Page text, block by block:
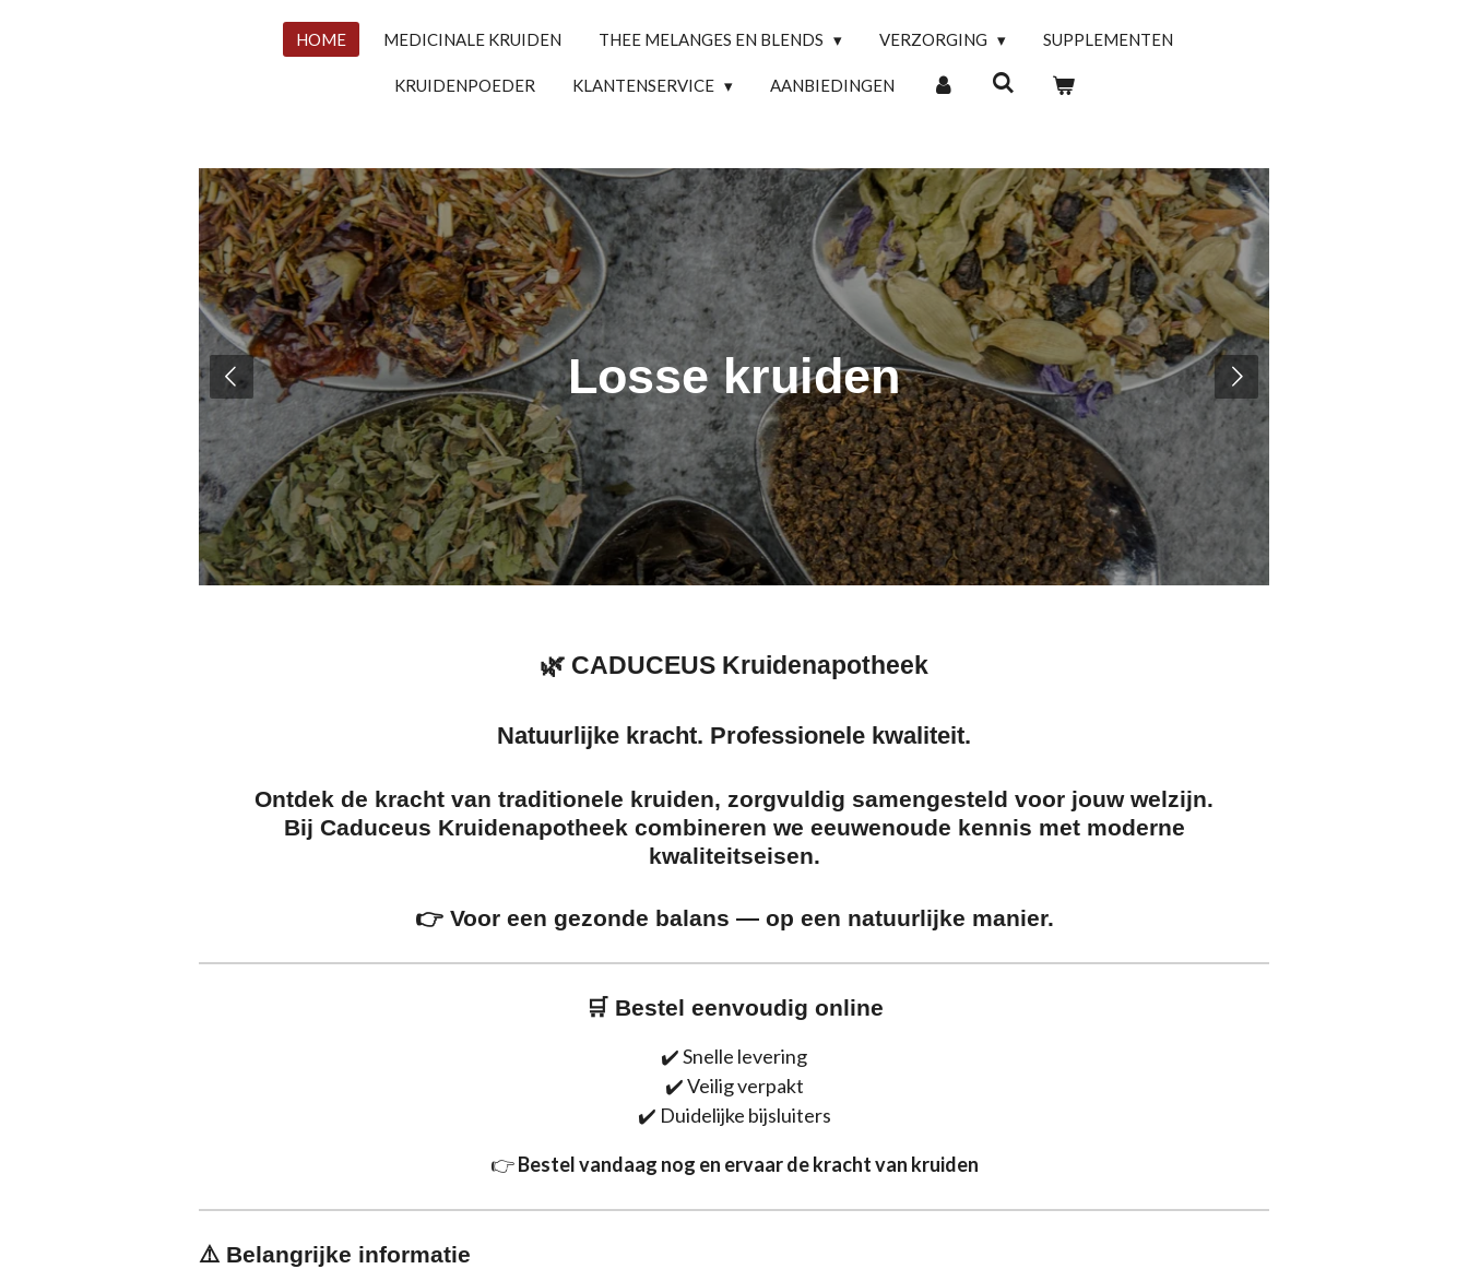
HOME MEDICINALE KRUIDEN THEE MELANGES EN BLENDS VERZORGING SUPPLEMENTEN
KRUIDENPOEDER KLANTENSERVICE AANBIEDINGEN
Losse kruiden
🌿 CADUCEUS Kruidenapotheek
Natuurlijke kracht. Professionele kwaliteit.
Ontdek de kracht van traditionele kruiden, zorgvuldig samengesteld voor jouw welzijn.
Bij Caduceus Kruidenapotheek combineren we eeuwenoude kennis met moderne
kwaliteitseisen.
👉 Voor een gezonde balans — op een natuurlijke manier.
🛒 Bestel eenvoudig online
✔️ Snelle levering
✔️ Veilig verpakt
✔️ Duidelijke bijsluiters
👉Bestel vandaag nog en ervaar de kracht van kruiden
⚠️ Belangrijke informatie